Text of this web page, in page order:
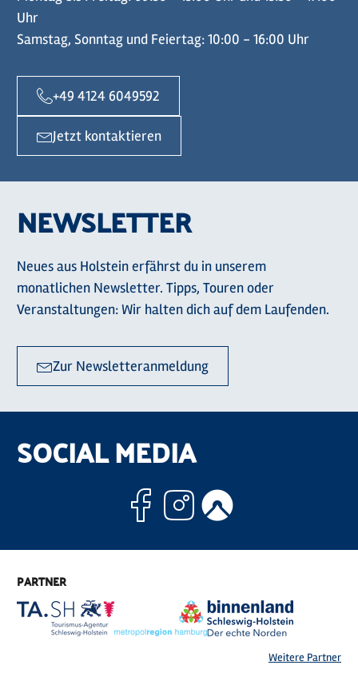
Uhr
Samstag, Sonntag und Feiertag: 10:00 - 16:00 Uhr
+49 4124 6049592
Jetzt kontaktieren
NEWSLETTER
Neues aus Holstein erfährst du in unserem
monatlichen Newsletter. Tipps, Touren oder
Veranstaltungen: Wir halten dich auf dem Laufenden.
Zur Newsletteranmeldung
SOCIAL MEDIA
Facebook
Instagram
PARTNER
Weitere Partner